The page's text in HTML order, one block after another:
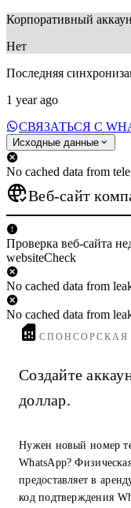
Корпоративный
Нет
Последняя
1 year ago
СВЯЗАТЬСЯ С
Исходные данные
No cached data from
Веб-сайт
Проверка веб-сайта
websiteCheck
No cached data from
No cached data from
СПОНСОРСКАЯ
Создайте
доллар.
Нужен новый номер
WhatsApp?
предоставляет в
код подтверждения